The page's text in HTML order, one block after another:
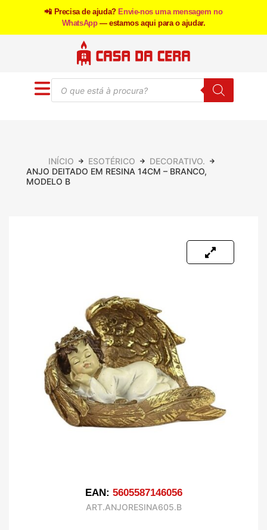
📲 Precisa de ajuda? Envie-nos uma mensagem no
WhatsApp — estamos aqui para o ajudar.
INÍCIO ESOTÉRICO
DECORATIVO.
ANJO DEITADO EM RESINA 14CM – BRANCO,
MODELO B
EAN: 5605587146056
ART.ANJORESINA605.B